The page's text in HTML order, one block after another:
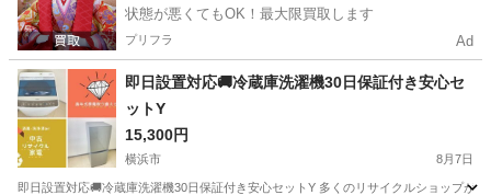
状態が悪くてもOK！最大限買取します
プリフラ Ad
即日設置対応🚚冷蔵庫洗濯機30日保証付き安心セ
ットY
15,300円
横浜市 8月7日
即日設置対応🚚冷蔵庫洗濯機30日保証付き安心セットY 多くのリサイクルショップ